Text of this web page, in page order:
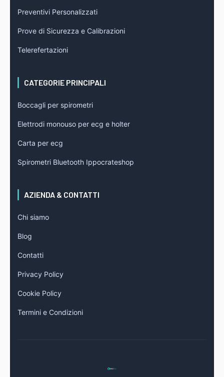
Preventivi Personalizzati
Prove di Sicurezza e Calibrazioni
Telerefertazioni
CATEGORIE PRINCIPALI
Boccagli per spirometri
Elettrodi monouso per ecg e holter
Carta per ecg
Spirometri Bluetooth Ippocrateshop
AZIENDA & CONTATTI
Chi siamo
Blog
Contatti
Privacy Policy
Cookie Policy
Termini e Condizioni